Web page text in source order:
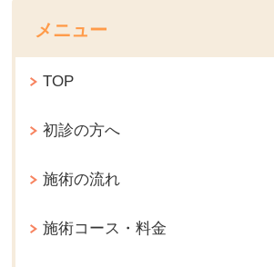
メニュー
TOP
初診の方へ
施術の流れ
施術コース・料金